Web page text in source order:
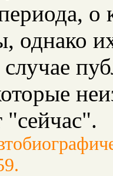
однако
"сейчас".